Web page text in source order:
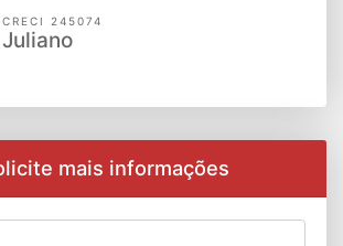
CRECI 245074
Juliano
mais informações